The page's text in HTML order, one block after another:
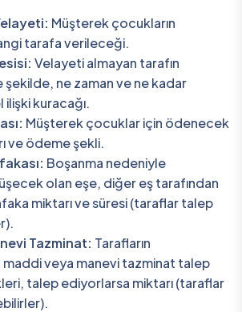
Müşterek çocukların
tarafa verileceği.
Velayeti almayan tarafın
ne zaman ve ne kadar
kuracağı.
Müşterek çocuklar için ödenecek
ve ödeme şekli.
Boşanma nedeniyle
olan eşe, diğer eş tarafından
miktarı ve süresi (taraflar talep
Tazminat: Tarafların
veya manevi tazminat talep
talep ediyorlarsa miktarı (taraflar